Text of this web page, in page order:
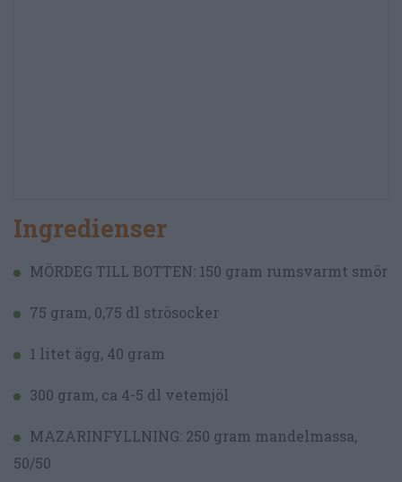
Ingredienser
MÖRDEG TILL BOTTEN: 150 gram rumsvarmt smör
75 gram, 0,75 dl strösocker
1 litet ägg, 40 gram
300 gram, ca 4-5 dl vetemjöl
MAZARINFYLLNING: 250 gram mandelmassa,
50/50